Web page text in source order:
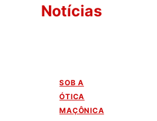
Notícias
SOB A
ÓTICA
MAÇÔNICA